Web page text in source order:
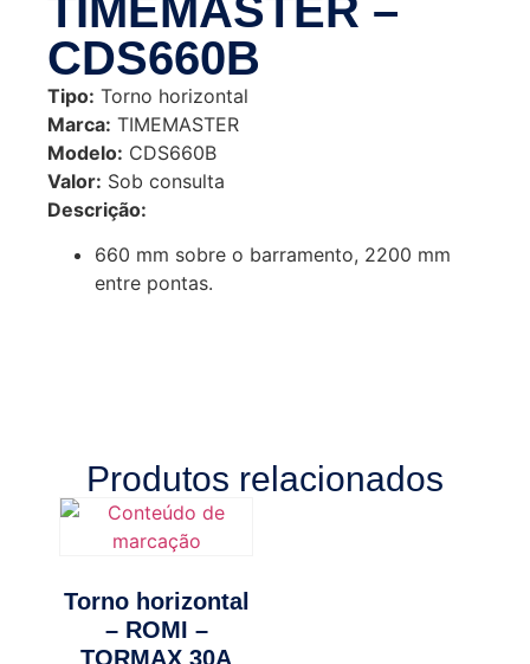
TIMEMASTER –
CDS660B
Tipo: Torno horizontal
Marca: TIMEMASTER
Modelo: CDS660B
Valor: Sob consulta
Descrição:
660 mm sobre o barramento, 2200 mm
entre pontas.
Produtos relacionados
Torno horizontal
– ROMI –
TORMAX 30A